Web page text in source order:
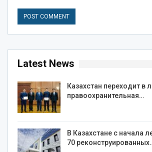
Latest News
Казахстан переходит в
правоохранительная…
В Казахстане с начала
70